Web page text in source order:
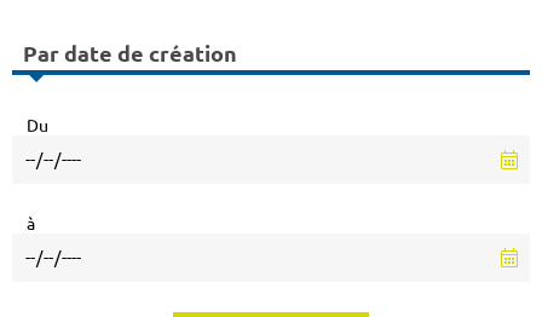
Par date de création
Du
à